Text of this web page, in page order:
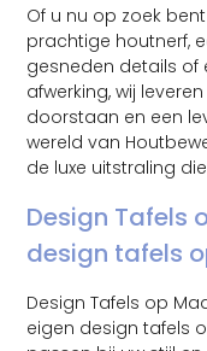
Of u nu op zoek
prachtige houtnerf,
gesneden details of
afwerking, wij
doorstaan en een
wereld van
de luxe uitstraling
Design Tafels
design tafels
Design Tafels op
eigen design tafels